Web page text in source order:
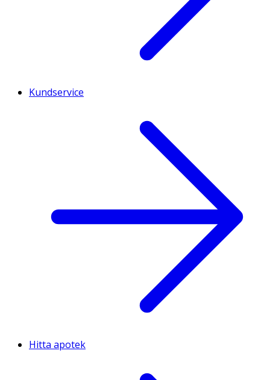
Kundservice
Hitta apotek